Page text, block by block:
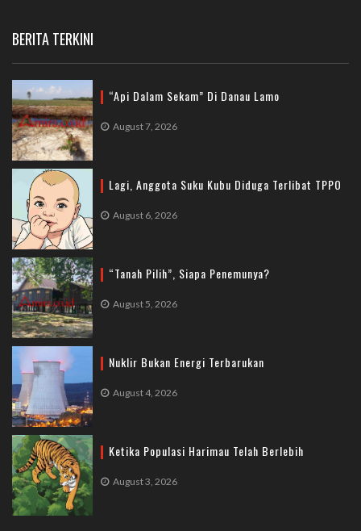
BERITA TERKINI
“Api Dalam Sekam” Di Danau Lamo
August 7, 2026
Lagi, Anggota Suku Kubu Diduga Terlibat TPPO
August 6, 2026
“Tanah Pilih”, Siapa Penemunya?
August 5, 2026
Nuklir Bukan Energi Terbarukan
August 4, 2026
Ketika Populasi Harimau Telah Berlebih
August 3, 2026